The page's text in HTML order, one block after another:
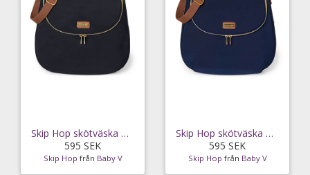
Skip Hop skötväska Curve, svart
595 SEK
Skip Hop från Baby V
Skip Hop skötväska Curve, marinblå
595 SEK
Skip Hop från Baby V